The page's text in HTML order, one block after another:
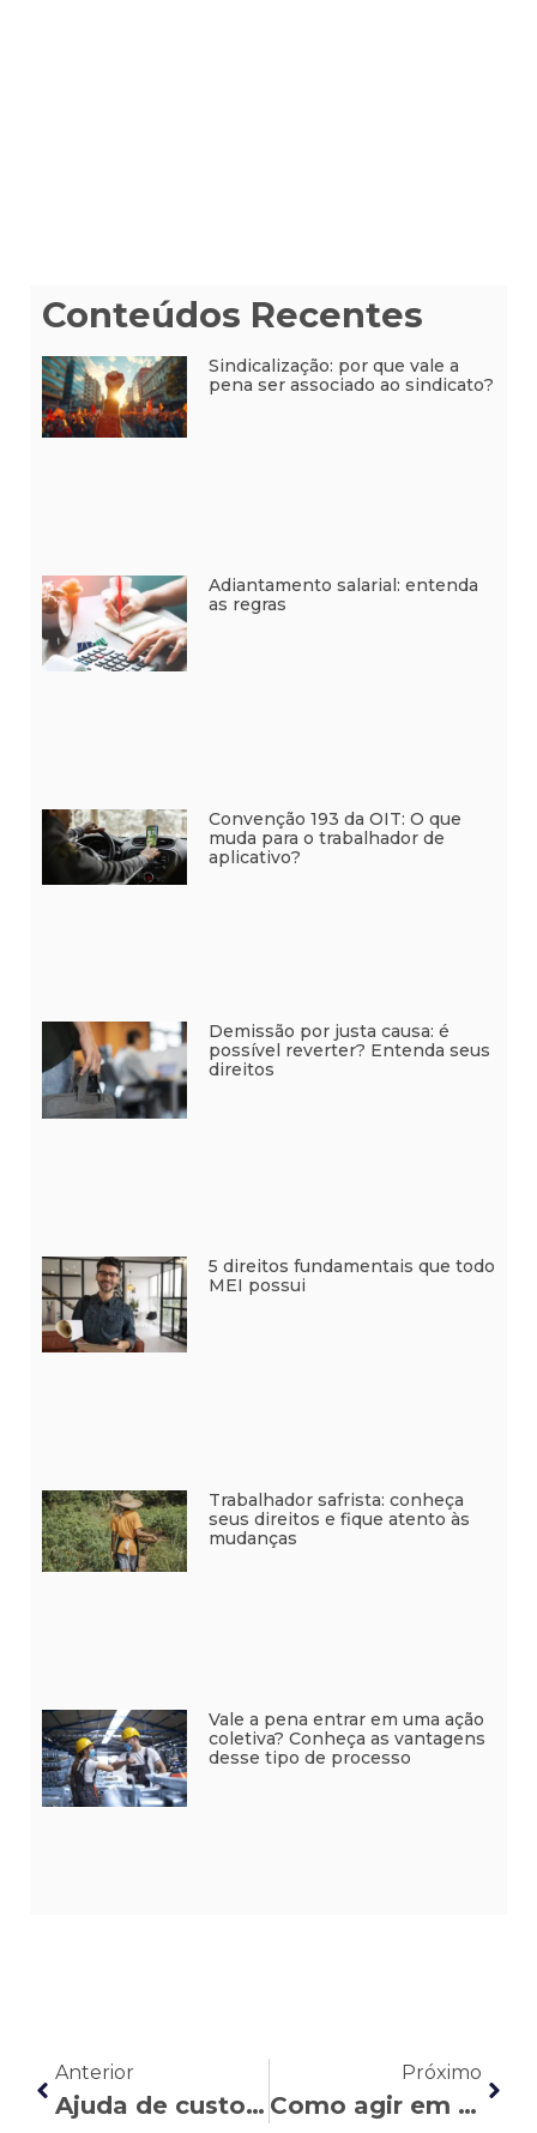
Conteúdos Recentes
Sindicalização: por que vale a
pena ser associado ao sindicato?
Adiantamento salarial: entenda
as regras
Convenção 193 da OIT: O que
muda para o trabalhador de
aplicativo?
Demissão por justa causa: é
possível reverter? Entenda seus
direitos
5 direitos fundamentais que todo
MEI possui
Trabalhador safrista: conheça
seus direitos e fique atento às
mudanças
Vale a pena entrar em uma ação
coletiva? Conheça as vantagens
desse tipo de processo
Anterior
Ajuda de custo na CLT: o que é, quando se aplica e quais os seus direitos
Próximo
Como agir em caso de assédio moral no trabalho